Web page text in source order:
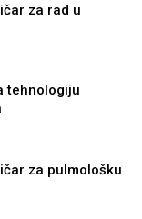
za rad u
tehnologiju
za pulmološku